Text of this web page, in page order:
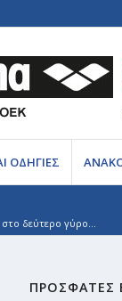
ΟΔΗΓΙΕΣ
δεύτερο γύρο...
ΠΡΟΣΦΑΤΕΣ